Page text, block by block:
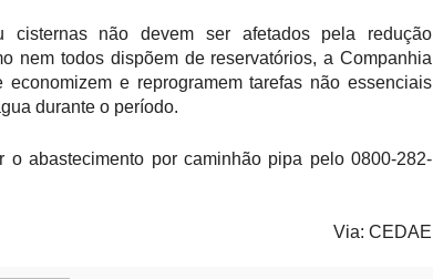
cisternas não devem ser afetados pela redução
nem todos dispõem de reservatórios, a Companhia
economizem e reprogramem tarefas não essenciais
durante o período.
abastecimento por caminhão pipa pelo 0800-282-
Via: CEDAE